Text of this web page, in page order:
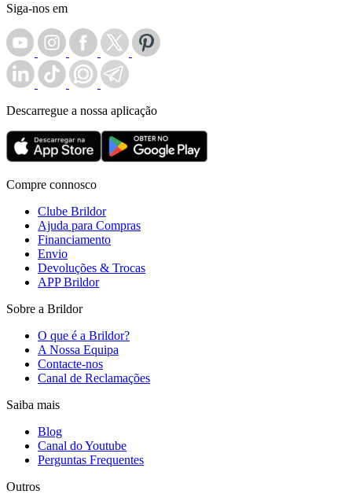
Siga-nos em
Descarregue a nossa aplicação
Compre connosco
Clube Brildor
Ajuda para Compras
Financiamento
Envio
Devoluções & Trocas
APP Brildor
Sobre a Brildor
O que é a Brildor?
A Nossa Equipa
Contacte-nos
Canal de Reclamações
Saiba mais
Blog
Canal do Youtube
Perguntas Frequentes
Outros